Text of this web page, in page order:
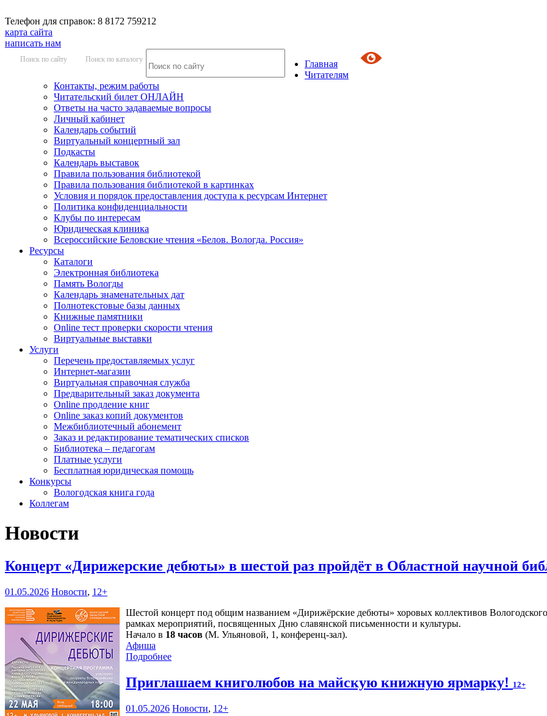
Телефон для справок: 8 8172 759212
карта сайта
написать нам
Поиск по сайту Поиск по каталогу
Главная
Читателям
Контакты, режим работы
Читательский билет ОНЛАЙН
Ответы на часто задаваемые вопросы
Личный кабинет
Календарь событий
Виртуальный концертный зал
Подкасты
Календарь выставок
Правила пользования библиотекой
Правила пользования библиотекой в картинках
Условия и порядок предоставления доступа к ресурсам Интернет
Политика конфиденциальности
Клубы по интересам
Юридическая клиника
Всероссийские Беловские чтения «Белов. Вологда. Россия»
Ресурсы
Каталоги
Электронная библиотека
Память Вологды
Календарь знаменательных дат
Полнотекстовые базы данных
Книжные памятники
Online тест проверки скорости чтения
Виртуальные выставки
Услуги
Перечень предоставляемых услуг
Интернет-магазин
Виртуальная справочная служба
Предварительный заказ документа
Online продление книг
Online заказ копий документов
Межбиблиотечный абонемент
Заказ и редактирование тематических списков
Библиотека – педагогам
Платные услуги
Бесплатная юридическая помощь
Конкурсы
Вологодская книга года
Коллегам
Новости
Концерт «Дирижерские дебюты» в шестой раз пройдёт в Областной научной
01.05.2026 Новости, 12+
Шестой концерт под общим названием «Дирижёрские дебюты» хоровых коллективов Вологодского
рамках мероприятий, посвященных Дню славянской письменности и культуры.
Начало в 18 часов (М. Ульяновой, 1, конференц-зал).
Афиша
Подробнее
Приглашаем книголюбов на майскую книжную ярмарку! 12+
01.05.2026 Новости, 12+